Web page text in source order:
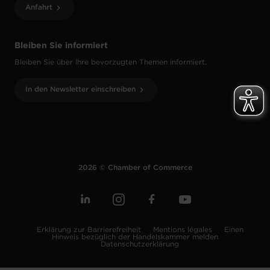
Bleiben Sie informiert
Bleiben Sie über Ihre bevorzugten Themen informiert.
In den Newsletter einschreiben
Anfahrt
2026 © Chamber of Commerce
Erklärung zur Barrierefreiheit Mentions légales
Einen
Hinweis bezüglich der Handelskammer melden
Datenschutzerklärung